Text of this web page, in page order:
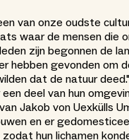
van onze oudste
waar de mensen die
zijn begonnen de
hebben gevonden om
dat de natuur
deel van hun
Jakob von Uexkülls
en er
hun lichamen